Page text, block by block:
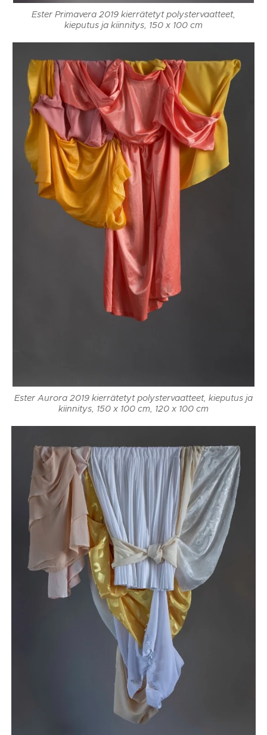
Ester Primavera 2019 kierrätetyt polystervaatteet,
kieputus ja kiinnitys, 150 x 100 cm
Ester Aurora 2019 kierrätetyt polystervaatteet, kieputus ja
kiinnitys, 150 x 100 cm, 120 x 100 cm